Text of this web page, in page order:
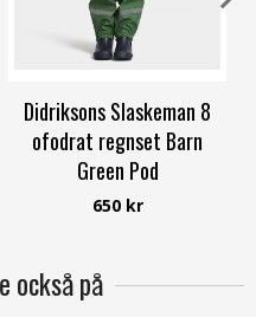
100 110
Didriksons Slaskeman 8
ofodrat regnset Barn
Green Pod
Didriksons
650 kr
också på